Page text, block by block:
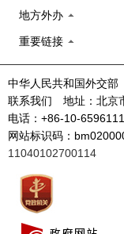
地方外办
重要链接
中华人民共和国外交
联系我们 地址：北京
电话：+86-10-
网站标识码：
11040102700114